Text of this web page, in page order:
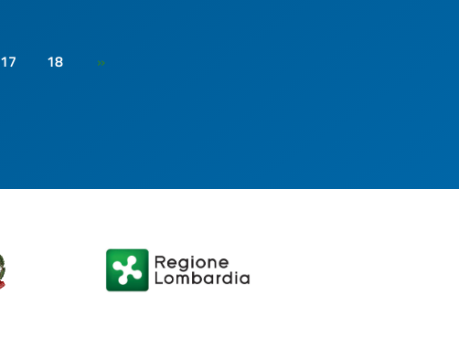
17 18 »